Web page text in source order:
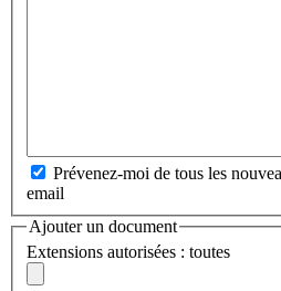
Prévenez-moi de tous les
email
Ajouter un document
Extensions autorisées : toutes